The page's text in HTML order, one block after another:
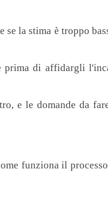
la stima è troppo
prima di affidargli
e le domande da
funziona il